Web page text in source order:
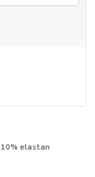
elastan